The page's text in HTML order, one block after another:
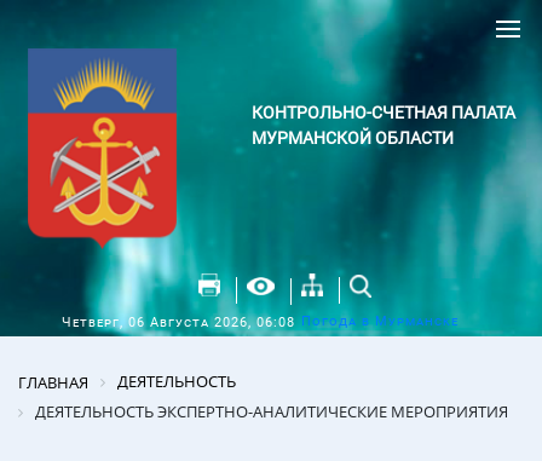
КОНТРОЛЬНО-СЧЕТНАЯ ПАЛАТА
МУРМАНСКОЙ ОБЛАСТИ
Четверг, 06 Августа 2026, 06:08 Погода в Мурманске
ГЛАВНАЯ
ДЕЯТЕЛЬНОСТЬ
ДЕЯТЕЛЬНОСТЬ ЭКСПЕРТНО-АНАЛИТИЧЕСКИЕ МЕРОПРИЯТИЯ